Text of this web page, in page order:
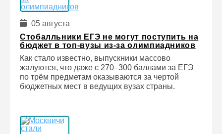
05 августа
Стобалльники ЕГЭ не могут поступить на
бюджет в топ-вузы из-за олимпиадников
Как стало известно, выпускники массово
жалуются, что даже с 270–300 баллами за ЕГЭ
по трём предметам оказываются за чертой
бюджетных мест в ведущих вузах страны.